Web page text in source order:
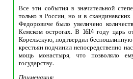
Все эти события в значительной
только в России, но и в
Федоровиче было увеличено
Кемском острогах. В 1614 году царь
Корельскую, подтвердил
крестьян подчинил непосредственно
мощь монастыря, что позволяло
государству.
Примечания: